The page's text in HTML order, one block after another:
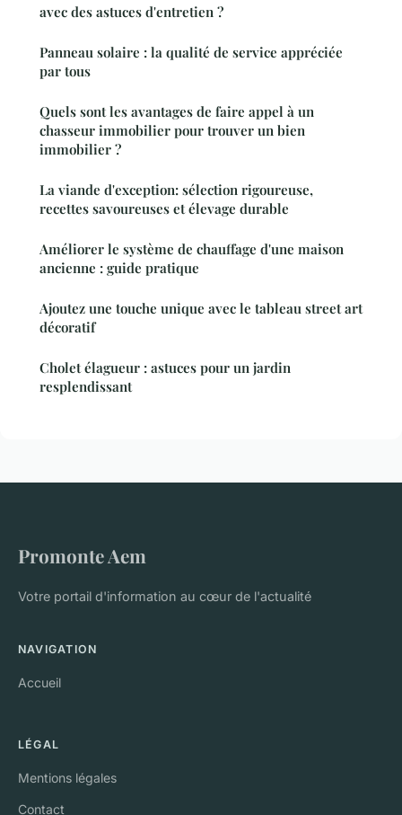
avec des astuces d'entretien ?
Panneau solaire : la qualité de service appréciée
par tous
Quels sont les avantages de faire appel à un
chasseur immobilier pour trouver un bien
immobilier ?
La viande d'exception: sélection rigoureuse,
recettes savoureuses et élevage durable
Améliorer le système de chauffage d'une maison
ancienne : guide pratique
Ajoutez une touche unique avec le tableau street art
décoratif
Cholet élagueur : astuces pour un jardin
resplendissant
Promonte Aem
Votre portail d'information au cœur de l'actualité
NAVIGATION
Accueil
LÉGAL
Mentions légales
Contact